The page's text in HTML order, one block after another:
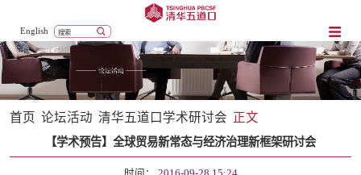
English
首页 论坛活动 清华五道口学术研讨会 正文
【学术预告】全球贸易新常态与经济治理新框架研讨会